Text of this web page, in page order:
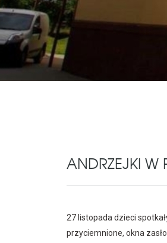
ANDRZEJKI W
27 listopada dzieci
przyciemnione, okna